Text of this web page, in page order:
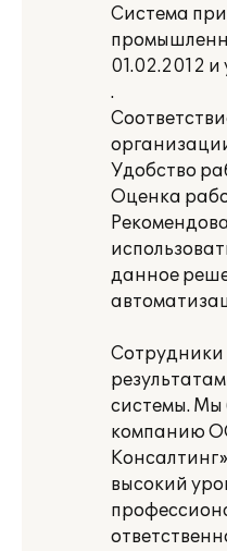
Система
01.02.2012 и
.
Удобство
Оценка
данное
Сотрудники
системы. Мы
компанию
высокий